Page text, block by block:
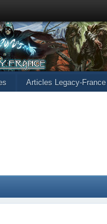
Articles Legacy-France